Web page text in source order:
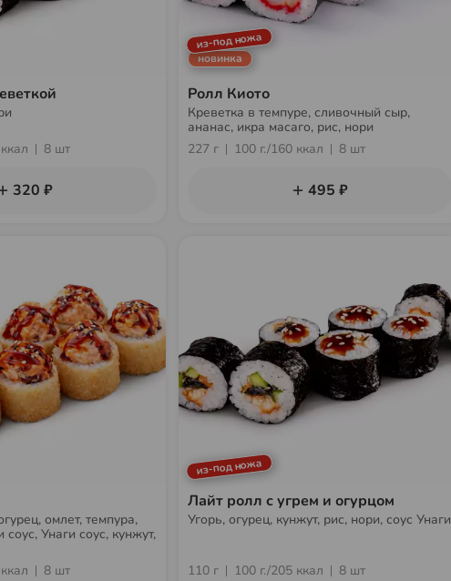
8 шт
320 ₽
из-под ножа
новинка
Ролл Киото
Креветка в темпуре, сливочный сыр,
ананас, икра масаго, рис, нори
227 г
100 г./160 ккал 8 шт
495 ₽
омлет, темпура,
Унаги соус, кунжут,
8 шт
из-под ножа
Лайт ролл с угрем и огурцом
Угорь, огурец, кунжут, рис, нори, соус Унаги
110 г 100 г./205 ккал 8 шт